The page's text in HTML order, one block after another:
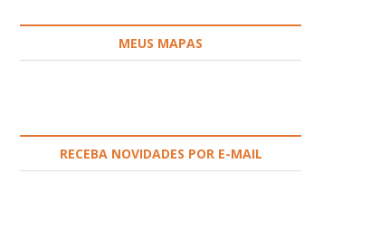
MEUS MAPAS
RECEBA NOVIDADES POR E-MAIL